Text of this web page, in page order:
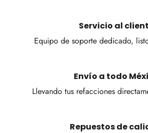
Servicio al
Equipo de soporte dedicado,
Envío a todo
Llevando tus refacciones
Repuestos de